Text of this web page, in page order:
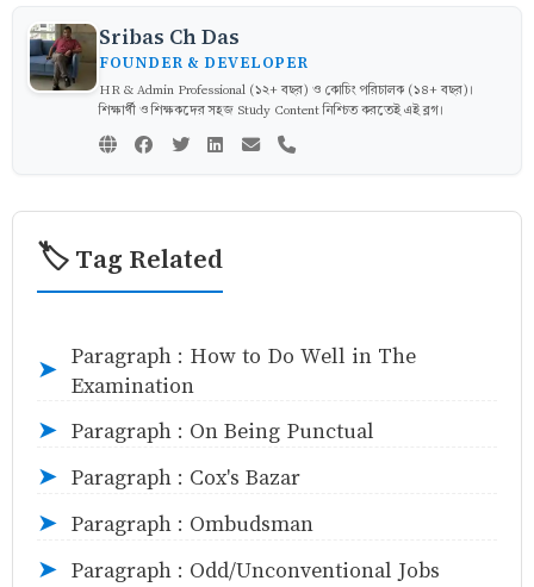
Sribas Ch Das
FOUNDER & DEVELOPER
HR & Admin Professional (১২+ বছর) ও কোচিং পরিচালক (১৪+ বছর)।
শিক্ষার্থী ও শিক্ষকদের সহজ Study Content নিশ্চিত করতেই এই ব্লগ।
🏷️ Tag Related
➤
Paragraph : How to Do Well in The
Examination
➤ Paragraph : On Being Punctual
➤ Paragraph : Cox's Bazar
➤ Paragraph : Ombudsman
➤ Paragraph : Odd/Unconventional Jobs